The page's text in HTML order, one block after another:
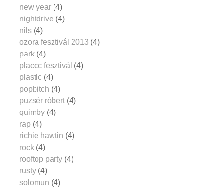
new year (4)
nightdrive (4)
nils (4)
ozora fesztivál 2013 (4)
park (4)
placcc fesztivál (4)
plastic (4)
popbitch (4)
puzsér róbert (4)
quimby (4)
rap (4)
richie hawtin (4)
rock (4)
rooftop party (4)
rusty (4)
solomun (4)